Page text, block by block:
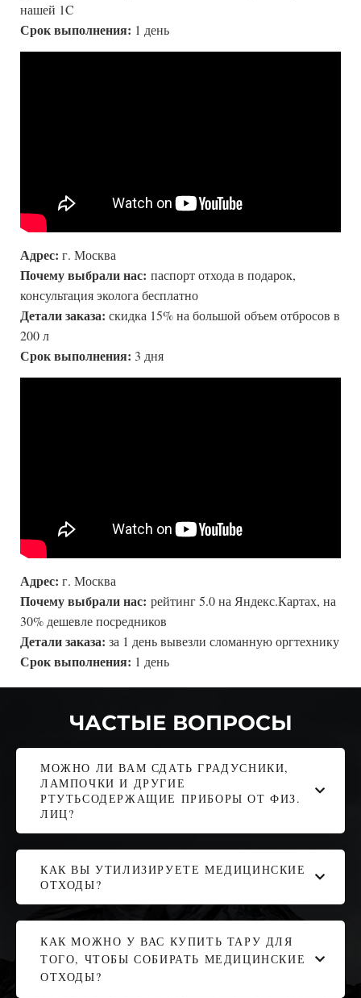
нашей 1C
Срок выполнения: 1 день
Адрес: г. Москва
Почему выбрали нас: паспорт отхода в подарок,
консультация эколога бесплатно
Детали заказа: скидка 15% на большой объем отбросов в
200 л
Срок выполнения: 3 дня
Адрес: г. Москва
Почему выбрали нас: рейтинг 5.0 на Яндекс.Картах, на
30% дешевле посредников
Детали заказа: за 1 день вывезли сломанную оргтехнику
Срок выполнения: 1 день
ЧАСТЫЕ ВОПРОСЫ
МОЖНО ЛИ ВАМ СДАТЬ ГРАДУСНИКИ,
ЛАМПОЧКИ И ДРУГИЕ
РТУТЬСОДЕРЖАЩИЕ ПРИБОРЫ ОТ ФИЗ.
ЛИЦ?
КАК ВЫ УТИЛИЗИРУЕТЕ МЕДИЦИНСКИЕ
ОТХОДЫ?
КАК МОЖНО У ВАС КУПИТЬ ТАРУ ДЛЯ
ТОГО, ЧТОБЫ СОБИРАТЬ МЕДИЦИНСКИЕ
ОТХОДЫ?